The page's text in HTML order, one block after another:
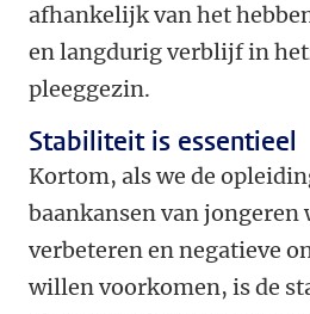
afhankelijk van het
en langdurig verblijf in
pleeggezin.
Stabiliteit is essentieel
Kortom, als we de
baankansen van jongeren
verbeteren en negatieve
willen voorkomen, is de